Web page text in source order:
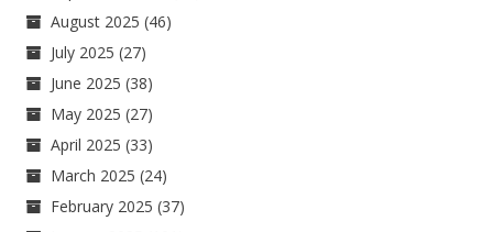
August 2025 (46)
July 2025 (27)
June 2025 (38)
May 2025 (27)
April 2025 (33)
March 2025 (24)
February 2025 (37)